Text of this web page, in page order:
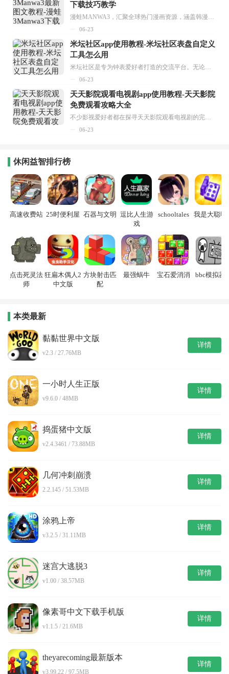
下载技巧教学
漫蛙MANWA3，汇聚全球热门漫画资源，涵盖韩漫、欧美漫画、国漫等多种类型，题材丰富多样，全方位满足用户阅读喜好。它不仅是阅读平台，更是创作平台，为广大用户打造零门槛创作环境。...
06-23
米坛社区app使用教程-米坛社区表盘自定义
工具怎么用
米坛社区是专为钟表爱好者打造的交流平台。无论你是初涉钟表领域的普通爱好者，还是拥有多年收藏经验的资深玩家，都能在此找到属于自己的天地。 无需注册，就能轻松参与其中。通过专业的讨论论坛与丰富的交互功能，你可与世界各地的钟表爱好者畅快交流。若你钟情于钟表，米坛社区无疑是值得一试的理想之选。在这里，你能获取最新的手表资讯，交流见解，提升鉴赏品味，让每一块手表都成为收藏故事中重要的一部分。感兴趣的朋友，不要错过下载机会。...
06-23
天天影院观看电视剧app使用教程-天天影院
免费观看攻略大全
不少影视爱好者都在探寻天天影院观看电视剧的完整方法，结合最新平台使用规则，本篇新手入门攻略全面讲解观看渠道、检索流程、播放设置以及画面模式调整等实用内容。全文适配手机、电脑等主流设备，步骤简洁易懂，无论是初次使用的新手，还是想要优化观影体验的用户，都能参照内容快速上手，熟练掌握平台各项操作技巧，轻松畅享影视内容。...
06-23
休闲益智排行榜
高速收费站 25时便利屋 石器与文明 逗比人生游
戏
schooltales 我是大聪明
点击死灵法
师
狂扁木偶人2
中文版
方块射击匹
配
最强蜗牛 宝石爱消消 bbc模拟器
本类最新
黏黏世界中文版
v2.3 / 27.76MB
详情
一小时人生正版
v9.6.0 / 48MB
详情
捣蛋猪中文版
v2.4.3461 / 73.88MB
详情
几何冲刺崩溃
2.2.145 / 51.53MB
详情
涂鸦上帝
v3.2.5 / 31.11MB
详情
迷宫大逃脱3
v1.00 / 38.57MB
详情
像素哥中文下载手机版
v1.1.5 / 21.6MB
详情
theyarecoming最新版本
v3.99.22 / 97.5MB
详情